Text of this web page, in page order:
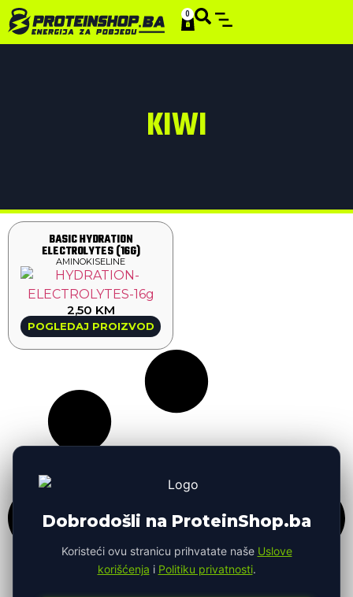
0
KIWI
BASIC HYDRATION
ELECTROLYTES (16G)
AMINOKISELINE
2,50 KM
POGLEDAJ PROIZVOD
Dobrodošli na ProteinShop.ba
Koristeći ovu stranicu prihvatate naše Uslove
korišćenja i Politiku privatnosti.